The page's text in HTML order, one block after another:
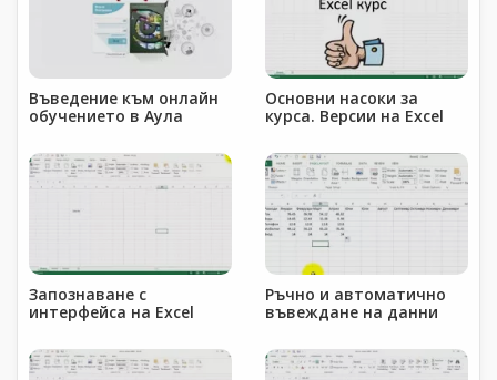
Въведение към онлайн
обучението в Аула
Основни насоки за
курса. Версии на Excel
Запознаване с
интерфейса на Excel
Ръчно и автоматично
въвеждане на данни